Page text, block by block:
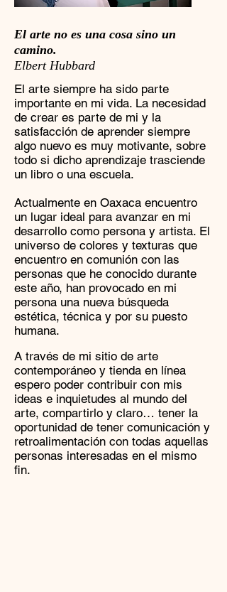
El arte no es una cosa sino un
camino.
Elbert Hubbard
El arte siempre ha sido parte
importante en mi vida. La necesidad
de crear es parte de mi y la
satisfacción de aprender siempre
algo nuevo es muy motivante, sobre
todo si dicho aprendizaje trasciende
un libro o una escuela.
Actualmente en Oaxaca encuentro
un lugar ideal para avanzar en mi
desarrollo como persona y artista. El
universo de colores y texturas que
encuentro en comunión con las
personas que he conocido durante
este año, han provocado en mi
persona una nueva búsqueda
estética, técnica y por su puesto
humana.
A través de mi sitio de arte
contemporáneo y tienda en línea
espero poder contribuir con mis
ideas e inquietudes al mundo del
arte, compartirlo y claro… tener la
oportunidad de tener comunicación y
retroalimentación con todas aquellas
personas interesadas en el mismo
fin.